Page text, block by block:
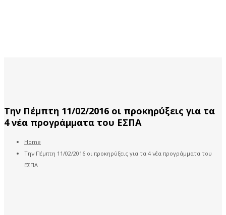
Την Πέμπτη 11/02/2016 οι προκηρύξεις για τα
4 νέα προγράμματα του ΕΣΠΑ
Home
Την Πέμπτη 11/02/2016 οι προκηρύξεις για τα 4 νέα προγράμματα του
ΕΣΠΑ